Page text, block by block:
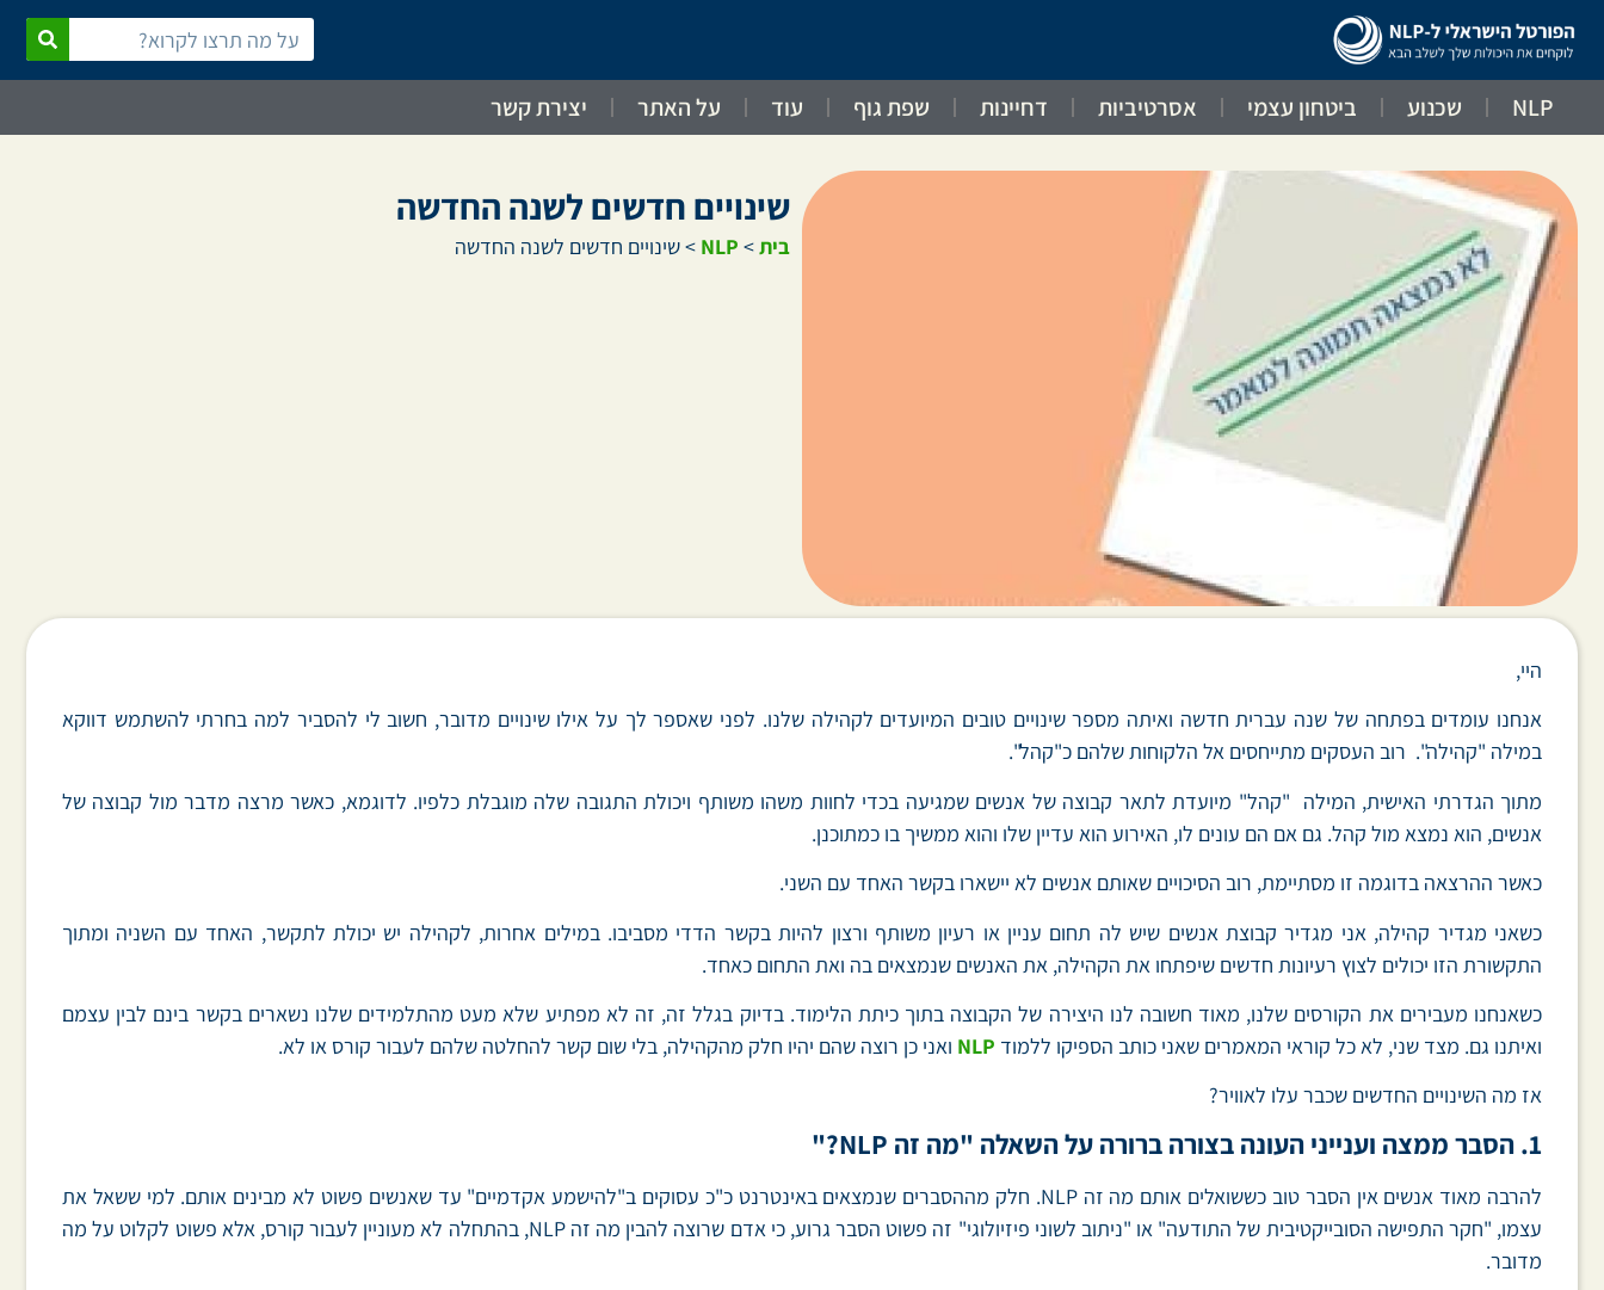
NLP שכנוע ביטחון עצמי אסרטיביות דחיינות שפת גוף עוד על האתר יצירת קשר
שינויים חדשים לשנה החדשה
בית>
NLP
>שינויים חדשים לשנה החדשה
היי,
אנחנו עומדים בפתחה של שנה עברית חדשה ואיתה מספר שינויים טובים המיועדים לקהילה שלנו. לפני שאספר לך על אילו שינויים מדובר, חשוב לי להסביר למה בחרתי להשתמש דווקא
במילה "קהילה". רוב העסקים מתייחסים אל הלקוחות שלהם כ"קהל".
מתוך הגדרתי האישית, המילה "קהל" מיועדת לתאר קבוצה של אנשים שמגיעה בכדי לחוות משהו משותף ויכולת התגובה שלה מוגבלת כלפיו. לדוגמא, כאשר מרצה מדבר מול קבוצה של
אנשים, הוא נמצא מול קהל. גם אם הם עונים לו, האירוע הוא עדיין שלו והוא ממשיך בו כמתוכנן.
כאשר ההרצאה בדוגמה זו מסתיימת, רוב הסיכויים שאותם אנשים לא יישארו בקשר האחד עם השני.
כשאני מגדיר קהילה, אני מגדיר קבוצת אנשים שיש לה תחום עניין או רעיון משותף ורצון להיות בקשר הדדי מסביבו. במילים אחרות, לקהילה יש יכולת לתקשר, האחד עם השניה ומתוך
התקשורת הזו יכולים לצוץ רעיונות חדשים שיפתחו את הקהילה, את האנשים שנמצאים בה ואת התחום כאחד.
כשאנחנו מעבירים את הקורסים שלנו, מאוד חשובה לנו היצירה של הקבוצה בתוך כיתת הלימוד. בדיוק בגלל זה, זה לא מפתיע שלא מעט מהתלמידים שלנו נשארים בקשר בינם לבין עצמם
ואיתנו גם. מצד שני, לא כל קוראי המאמרים שאני כותב הספיקו ללמוד NLP ואני כן רוצה שהם יהיו חלק מהקהילה, בלי שום קשר להחלטה שלהם לעבור קורס או לא.
אז מה השינויים החדשים שכבר עלו לאוויר?
1. הסבר ממצה וענייני העונה בצורה ברורה על השאלה "מה זה NLP?"
להרבה מאוד אנשים אין הסבר טוב כששואלים אותם מה זה NLP. חלק מההסברים שנמצאים באינטרנט כ"כ עסוקים ב"להישמע אקדמיים" עד שאנשים פשוט לא מבינים אותם. למי ששאל את
עצמו, "חקר התפישה הסובייקטיבית של התודעה" או "ניתוב לשוני פיזיולוגי" זה פשוט הסבר גרוע, כי אדם שרוצה להבין מה זה NLP, בהתחלה לא מעוניין לעבור קורס, אלא פשוט לקלוט על מה
מדובר.